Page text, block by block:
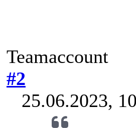
Teamaccount
#2
25.06.2023,